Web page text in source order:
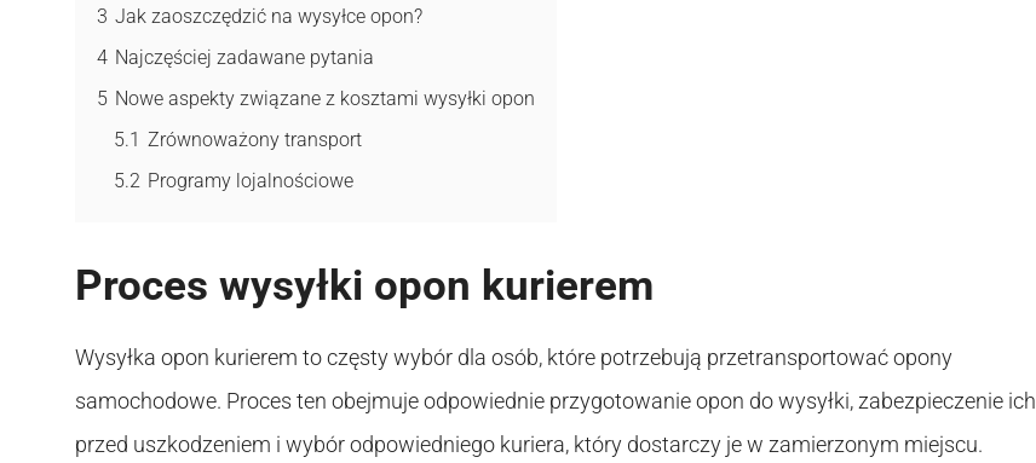
3 Jak zaoszczędzić na wysyłce opon?
4 Najczęściej zadawane pytania
5 Nowe aspekty związane z kosztami wysyłki opon
5.1 Zrównoważony transport
5.2 Programy lojalnościowe
Proces wysyłki opon kurierem
Wysyłka opon kurierem to częsty wybór dla osób, które potrzebują przetransportować opony
samochodowe. Proces ten obejmuje odpowiednie przygotowanie opon do wysyłki, zabezpieczenie ich
przed uszkodzeniem i wybór odpowiedniego kuriera, który dostarczy je w zamierzonym miejscu.